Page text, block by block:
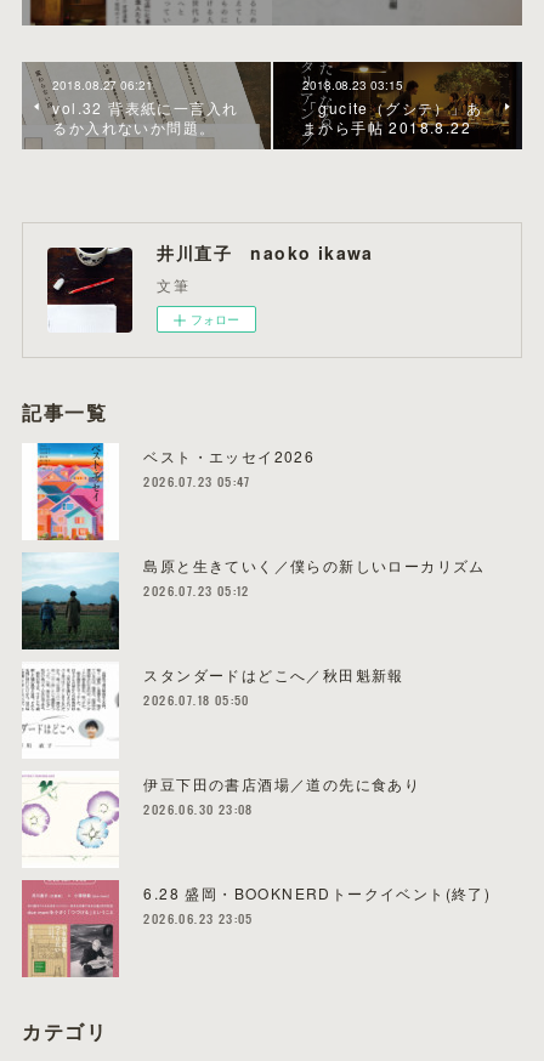
2018.08.27 06:21
vol.32 背表紙に一言入れ
るか入れないか問題。
2018.08.23 03:15
「gucite（グシテ）」あ
まから手帖 2018.8.22
井川直子 naoko ikawa
文筆
フォロー
記事一覧
ベスト・エッセイ2026
2026.07.23 05:47
島原と生きていく／僕らの新しいローカリズム
2026.07.23 05:12
スタンダードはどこへ／秋田魁新報
2026.07.18 05:50
伊豆下田の書店酒場／道の先に食あり
2026.06.30 23:08
6.28 盛岡・BOOKNERDトークイベント(終了)
2026.06.23 23:05
カテゴリ